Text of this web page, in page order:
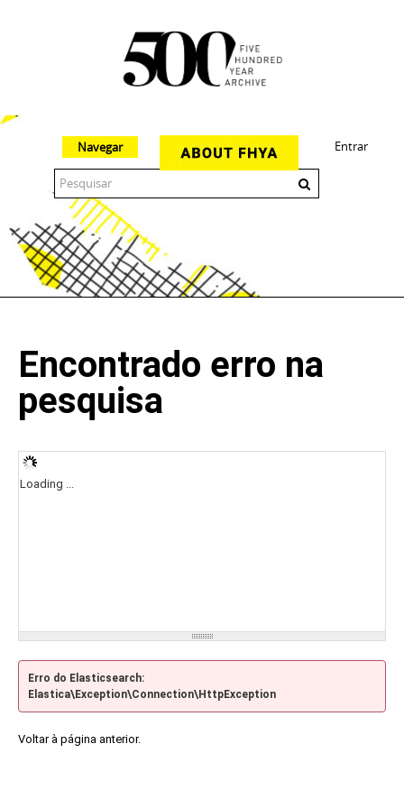
Entrar
Navegar
Encontrado erro na
pesquisa
Loading ...
Erro do Elasticsearch:
Elastica\Exception\Connection\HttpException
Voltar à página anterior.